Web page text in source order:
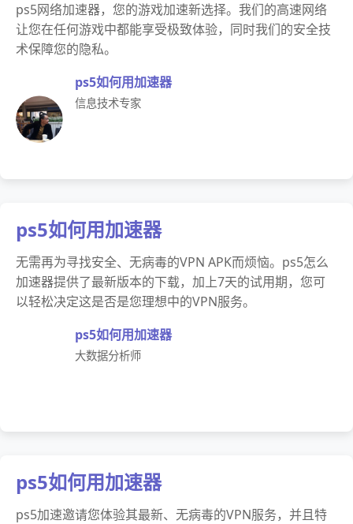
ps5网络加速器，您的游戏加速新选择。我们的高速网络
让您在任何游戏中都能享受极致体验，同时我们的安全技
术保障您的隐私。
ps5如何用加速器
信息技术专家
ps5如何用加速器
无需再为寻找安全、无病毒的VPN APK而烦恼。ps5怎么
加速器提供了最新版本的下载，加上7天的试用期，您可
以轻松决定这是否是您理想中的VPN服务。
ps5如何用加速器
大数据分析师
ps5如何用加速器
ps5加速邀请您体验其最新、无病毒的VPN服务，并且特